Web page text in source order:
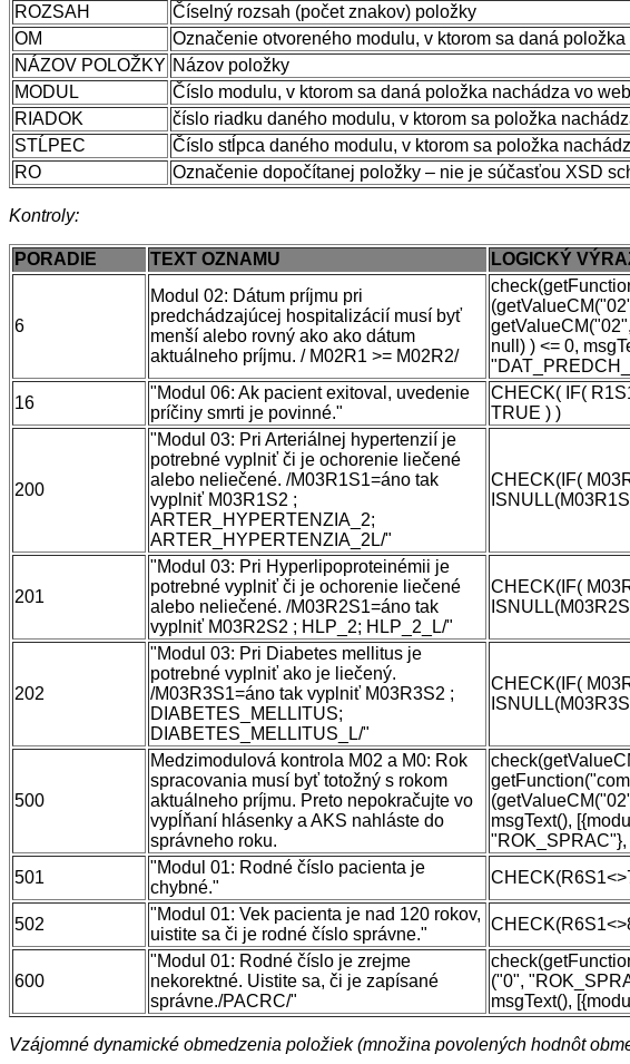
ROZSAH
Číselný rozsah (počet znakov) položky
OM
Označenie otvoreného modulu, v ktorom sa daná položka
NÁZOV POLOŽKY Názov položky
MODUL
Číslo modulu, v ktorom sa daná položka nachádza vo
RIADOK
číslo riadku daného modulu, v ktorom sa položka
STĹPEC
Číslo stĺpca daného modulu, v ktorom sa položka
RO
Označenie dopočítanej položky – nie je súčasťou XSD
Kontroly:
PORADIE TEXT OZNAMU LOGICKÝ
6
Modul 02: Dátum príjmu pri
predchádzajúcej hospitalizácií musí byť
menší alebo rovný ako ako dátum
aktuálneho príjmu. / M02R1 >= M02R2/
null) ) <= 0,
16
"Modul 06: Ak pacient exitoval, uvedenie
príčiny smrti je povinné."
CHECK( IF(
TRUE ) )
200
"Modul 03: Pri Arteriálnej hypertenzií je
potrebné vyplniť či je ochorenie liečené
alebo neliečené. /M03R1S1=áno tak
vyplniť M03R1S2 ;
ARTER_HYPERTENZIA_2;
ARTER_HYPERTENZIA_2L/"
CHECK(IF(
201
"Modul 03: Pri Hyperlipoproteinémii je
potrebné vyplniť či je ochorenie liečené
alebo neliečené. /M03R2S1=áno tak
vyplniť M03R2S2 ; HLP_2; HLP_2_L/"
CHECK(IF(
202
"Modul 03: Pri Diabetes mellitus je
potrebné vyplniť ako je liečený.
/M03R3S1=áno tak vyplniť M03R3S2 ;
DIABETES_MELLITUS;
DIABETES_MELLITUS_L/"
CHECK(IF(
500
Medzimodulová kontrola M02 a M0: Rok
spracovania musí byť totožný s rokom
aktuálneho príjmu. Preto nepokračujte vo
vypĺňaní hlásenky a AKS nahláste do
správneho roku.
msgText(),
501
"Modul 01: Rodné číslo pacienta je
chybné."
502
"Modul 01: Vek pacienta je nad 120 rokov,
uistite sa či je rodné číslo správne."
600
"Modul 01: Rodné číslo je zrejme
nekorektné. Uistite sa, či je zapísané
správne./PACRC/"
("0",
msgText(),
Vzájomné dynamické obmedzenia položiek (množina povolených hodnôt